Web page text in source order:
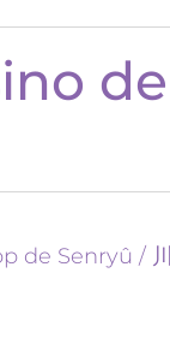
de Senryû /